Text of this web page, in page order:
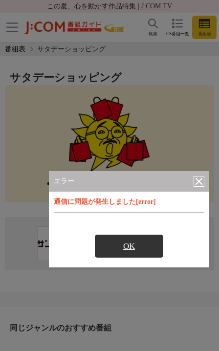
この夏、心を動かす作品特集 | J:COM TV
CS番組一覧 番組表
検索
番組表 サタデーショッピング
エラー
通信に問題が発生しました[error]
OK
サタデーショッピング
直近の放送予定はありません
同じジャンルのおすすめ番組